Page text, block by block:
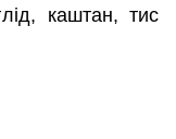
каштан, тис